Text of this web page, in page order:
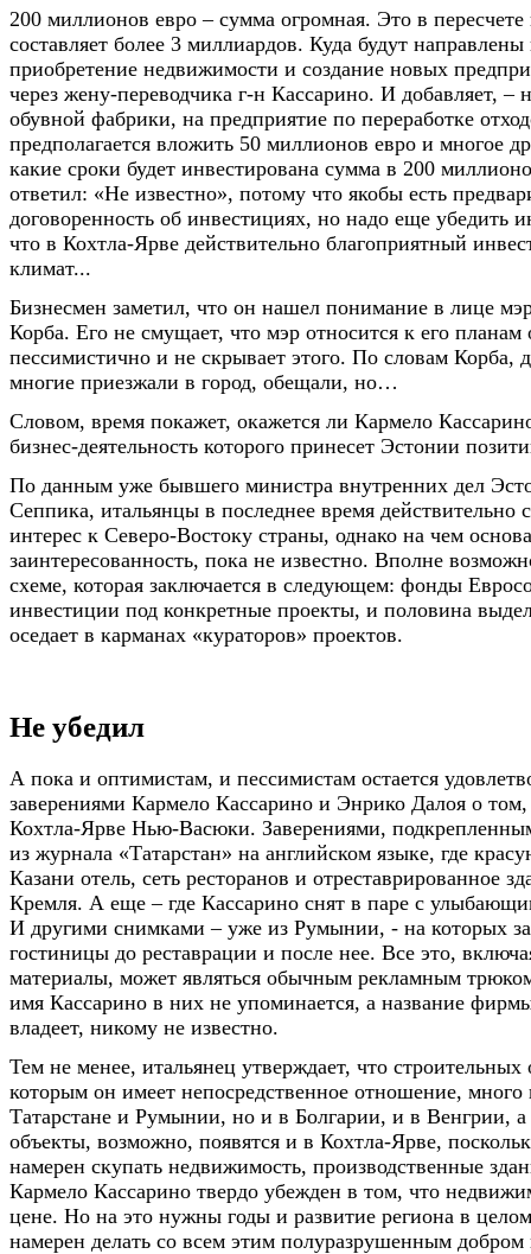
200 миллионов евро – сумма огромная. Это в
составляет более 3 миллиардов. Куда будут
приобретение недвижимости и создание новых
через жену-переводчика г-н Кассарино. И добавляет, –
обувной фабрики, на предприятие по переработке
предполагается вложить 50 миллионов евро и многое
какие сроки будет инвестирована сумма в 200
ответил: «Не известно», потому что якобы есть
договоренность об инвестициях, но надо еще убедить
что в Кохтла-Ярве действительно благоприятный
климат...
Бизнесмен заметил, что он нашел понимание в лице
Корба. Его не смущает, что мэр относится к его планам
пессимистично и не скрывает этого. По словам Корба,
многие приезжали в город, обещали, но…
Словом, время покажет, окажется ли Кармело
бизнес-деятельность которого принесет Эстонии
По данным уже бывшего министра внутренних дел
Сеппика, итальянцы в последнее время действительно
интерес к Северо-Востоку страны, однако на чем
заинтересованность, пока не известно. Вполне
схеме, которая заключается в следующем: фонды
инвестиции под конкретные проекты, и половина
оседает в карманах «кураторов» проектов.
Не убедил
А пока и оптимистам, и пессимистам остается
заверениями Кармело Кассарино и Энрико Далоя о
Кохтла-Ярве Нью-Васюки. Заверениями,
из журнала «Татарстан» на английском языке, где
Казани отель, сеть ресторанов и отреставрированное
Кремля. А еще – где Кассарино снят в паре с
И другими снимками – уже из Румынии, - на которых
гостиницы до реставрации и после нее. Все это,
материалы, может являться обычным рекламным
имя Кассарино в них не упоминается, а название
владеет, никому не известно.
Тем не менее, итальянец утверждает, что строительных
которым он имеет непосредственное отношение, много
Татарстане и Румынии, но и в Болгарии, и в Венгрии, а
объекты, возможно, появятся и в Кохтла-Ярве,
намерен скупать недвижимость, производственные
Кармело Кассарино твердо убежден в том, что
цене. Но на это нужны годы и развитие региона в
намерен делать со всем этим полуразрушенным добром